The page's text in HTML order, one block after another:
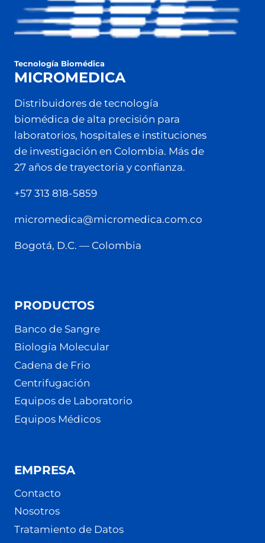
Tecnología Biomédica
MICROMEDICA
Distribuidores de tecnología
biomédica de alta precisión para
laboratorios, hospitales e instituciones
de investigación en Colombia. Más de
27 años de trayectoria y confianza.
+57 313 818-5859
micromedica@micromedica.com.co
Bogotá, D.C. — Colombia
PRODUCTOS
Banco de Sangre
Biología Molecular
Cadena de Frio
Centrifugación
Equipos de Laboratorio
Equipos Médicos
EMPRESA
Contacto
Nosotros
Tratamiento de Datos